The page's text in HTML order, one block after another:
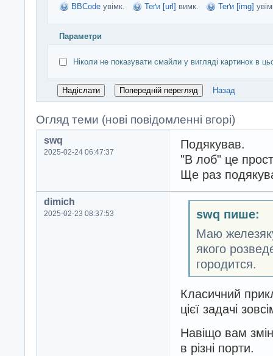
BBCode увімк. Теґи [url] вимк. Теґи [img]
Параметри
Ніколи не показувати смайли у вигляді картинок в
Назад
Огляд теми (нові повідомленні вгорі)
swq
2025-02-24 06:47:37
Подякував.
"В лоб" це
Ще раз
dimich
2025-02-23 08:37:53
swq пише:
Маю
якого
городится.
Класичний
цієї задачі
Навіщо вам
в різні порти.